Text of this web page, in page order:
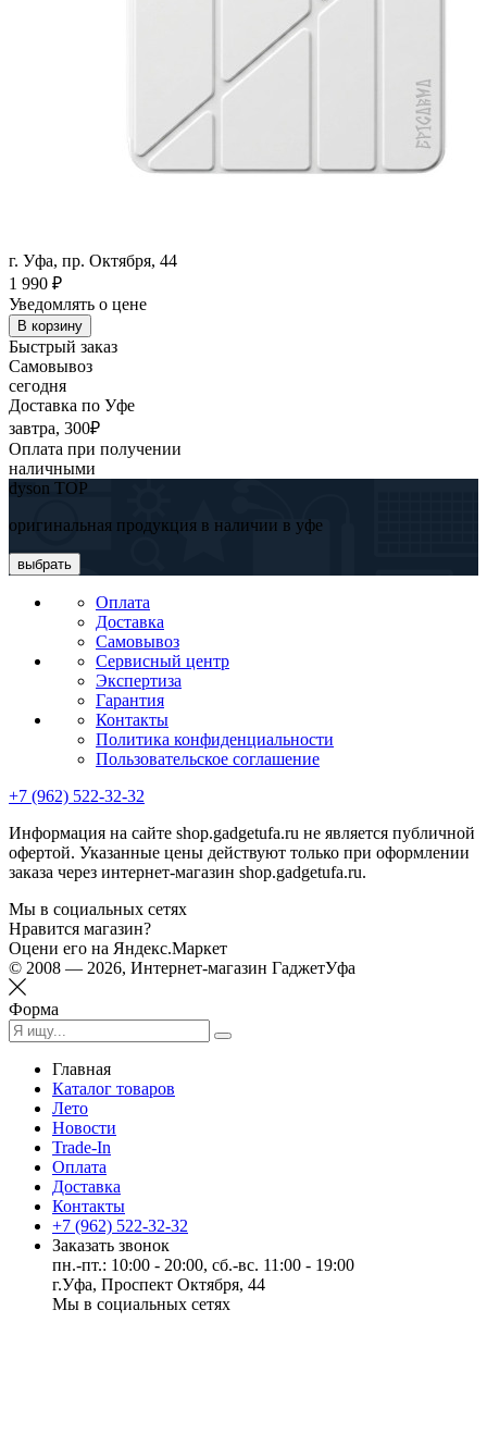
г. Уфа, пр. Октября, 44
1 990 ₽
Уведомлять о цене
В корзину
Быстрый заказ
Самовывоз
сегодня
Доставка по Уфе
завтра, 300₽
Оплата при получении
наличными
dyson TOP
оригинальная продукция в наличии в уфе
выбрать
Оплата
Доставка
Самовывоз
Сервисный центр
Экспертиза
Гарантия
Контакты
Политика конфиденциальности
Пользовательское соглашение
+7 (962) 522-32-32
Информация на сайте shop.gadgetufa.ru не является публичной
офертой. Указанные цены действуют только при оформлении
заказа через интернет-магазин shop.gadgetufa.ru.
Мы в социальных сетях
Нравится магазин?
Оцени его на Яндекс.Маркет
© 2008 — 2026, Интернет-магазин ГаджетУфа
Форма
Главная
Каталог товаров
Лето
Новости
Trade-In
Оплата
Доставка
Контакты
+7 (962) 522-32-32
Заказать звонок
пн.-пт.: 10:00 - 20:00, сб.-вс. 11:00 - 19:00
г.Уфа, Проспект Октября, 44
Мы в социальных сетях